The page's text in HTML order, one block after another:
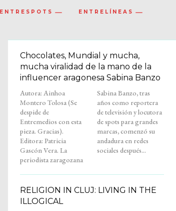
ENTRESPOTS ENTRELÍNEAS
Chocolates, Mundial y mucha,
mucha viralidad de la mano de la
influencer aragonesa Sabina Banzo
Autora: Ainhoa
Montero Tolosa (Se
despide de
Entremedios con esta
pieza. Gracias).
Editora: Patricia
Gascón Vera. La
periodista zaragozana
Sabina Banzo, tras
años como reportera
de televisión y locutora
de spots para grandes
marcas, comenzó su
andadura en redes
sociales después...
RELIGION IN CLUJ: LIVING IN THE
ILLOGICAL